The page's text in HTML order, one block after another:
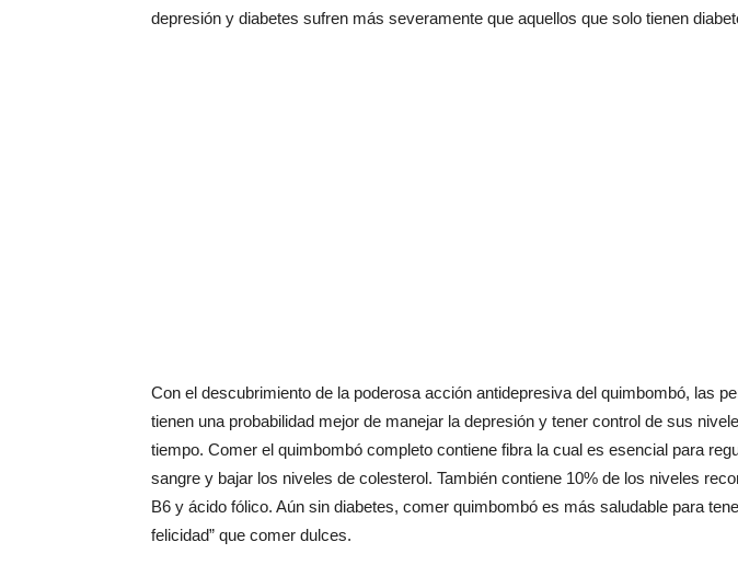
depresión y diabetes sufren más severamente que aquellos que solo tienen
Con el descubrimiento de la poderosa acción antidepresiva del quimbombó, las
tienen una probabilidad mejor de manejar la depresión y tener control de sus
tiempo. Comer el quimbombó completo contiene fibra la cual es esencial para
sangre y bajar los niveles de colesterol. También contiene 10% de los niveles
B6 y ácido fólico. Aún sin diabetes, comer quimbombó es más saludable para
felicidad” que comer dulces.